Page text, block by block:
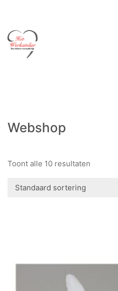
Webshop
Toont alle 10 resultaten
Standaard sortering